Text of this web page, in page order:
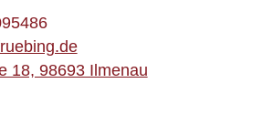
18, 98693 Ilmenau